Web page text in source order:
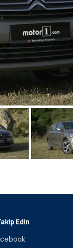
Edin